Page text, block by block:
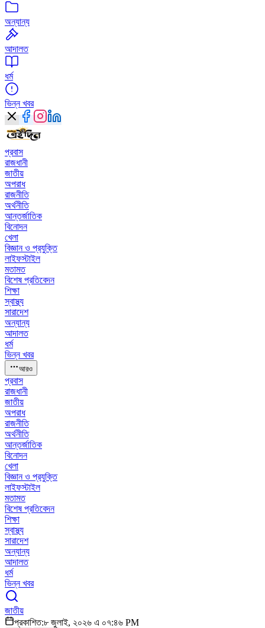
অন্যান্য
আদালত
ধর্ম
ভিন্ন খবর
প্রবাস
রাজধানী
জাতীয়
অপরাধ
রাজনীতি
অর্থনীতি
আন্তর্জাতিক
বিনোদন
খেলা
বিজ্ঞান ও প্রযুক্তি
লাইফস্টাইল
মতামত
বিশেষ প্রতিবেদন
শিক্ষা
স্বাস্থ্য
সারাদেশ
অন্যান্য
আদালত
ধর্ম
ভিন্ন খবর
আরও
প্রবাস
রাজধানী
জাতীয়
অপরাধ
রাজনীতি
অর্থনীতি
আন্তর্জাতিক
বিনোদন
খেলা
বিজ্ঞান ও প্রযুক্তি
লাইফস্টাইল
মতামত
বিশেষ প্রতিবেদন
শিক্ষা
স্বাস্থ্য
সারাদেশ
অন্যান্য
আদালত
ধর্ম
ভিন্ন খবর
জাতীয়
প্রকাশিত:৮ জুলাই, ২০২৬ এ ০৭:৪৬ PM